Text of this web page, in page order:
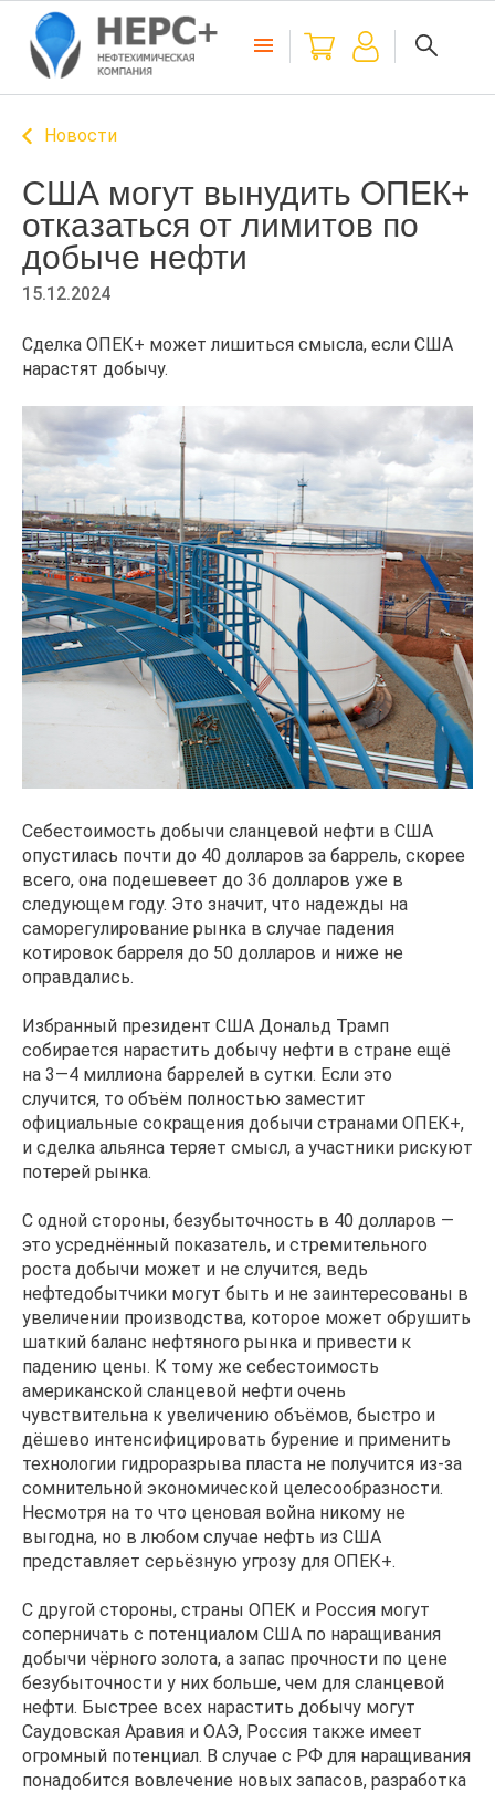
Новости
США могут вынудить ОПЕК+
отказаться от лимитов по
добыче нефти
15.12.2024
Сделка ОПЕК+ может лишиться смысла, если США
нарастят добычу.
Себестоимость добычи сланцевой нефти в США
опустилась почти до 40 долларов за баррель, скорее
всего, она подешевеет до 36 долларов уже в
следующем году. Это значит, что надежды на
саморегулирование рынка в случае падения
котировок барреля до 50 долларов и ниже не
оправдались.
Избранный президент США Дональд Трамп
собирается нарастить добычу нефти в стране ещё
на 3—4 миллиона баррелей в сутки. Если это
случится, то объём полностью заместит
официальные сокращения добычи странами ОПЕК+,
и сделка альянса теряет смысл, а участники рискуют
потерей рынка.
С одной стороны, безубыточность в 40 долларов —
это усреднённый показатель, и стремительного
роста добычи может и не случится, ведь
нефтедобытчики могут быть и не заинтересованы в
увеличении производства, которое может обрушить
шаткий баланс нефтяного рынка и привести к
падению цены. К тому же себестоимость
американской сланцевой нефти очень
чувствительна к увеличению объёмов, быстро и
дёшево интенсифицировать бурение и применить
технологии гидроразрыва пласта не получится из-за
сомнительной экономической целесообразности.
Несмотря на то что ценовая война никому не
выгодна, но в любом случае нефть из США
представляет серьёзную угрозу для ОПЕК+.
С другой стороны, страны ОПЕК и Россия могут
соперничать с потенциалом США по наращивания
добычи чёрного золота, а запас прочности по цене
безубыточности у них больше, чем для сланцевой
нефти. Быстрее всех нарастить добычу могут
Саудовская Аравия и ОАЭ, Россия также имеет
огромный потенциал. В случае с РФ для наращивания
понадобится вовлечение новых запасов, разработка